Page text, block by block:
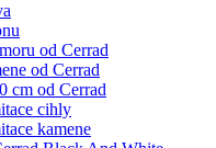
od Cerrad
od Cerrad
cm od Cerrad
cihly
kamene